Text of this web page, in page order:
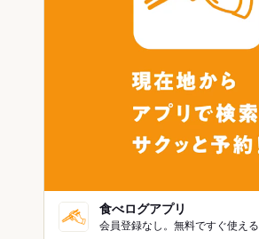
食べログアプリ
会員登録なし。無料ですぐ使える